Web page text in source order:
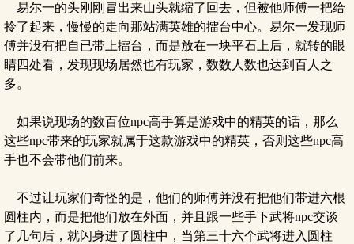
易尔一的头刚刚冒出来山头就缩了回去，但被他师傅一把给
拎了起来，慢慢的走向那站满英雄的擂台中心。易尔一发现师
傅并没有把自已带上擂台，而是放在一块平石上后，就转的眼
睛四处看，发现现场居然也有玩家，数数人数也达到百人之
多。
如果说现场的数百位npc高手算是游戏中的精英的话，那么
这些npc带来的玩家就属于这款游戏中的精英，否则这些npc高
手也不会带他们前来。
不过让玩家们奇怪的是，他们的师傅并没有把他们带进六根
圆柱内，而是把他们放在外面，并且跟一些手下武将npc交谈
了几句后，就闪身进了圆柱中，当第三十六个武将进入圆柱